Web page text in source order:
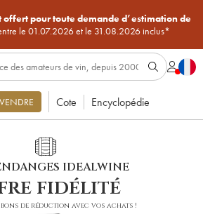
offert pour toute demande d’estimation de
le 01.07.2026 et le 31.08.2026 inclus*
VENDRE Cote Encyclopédie
IDEALWINE
fidélité
bons de réduction avec vos achats !